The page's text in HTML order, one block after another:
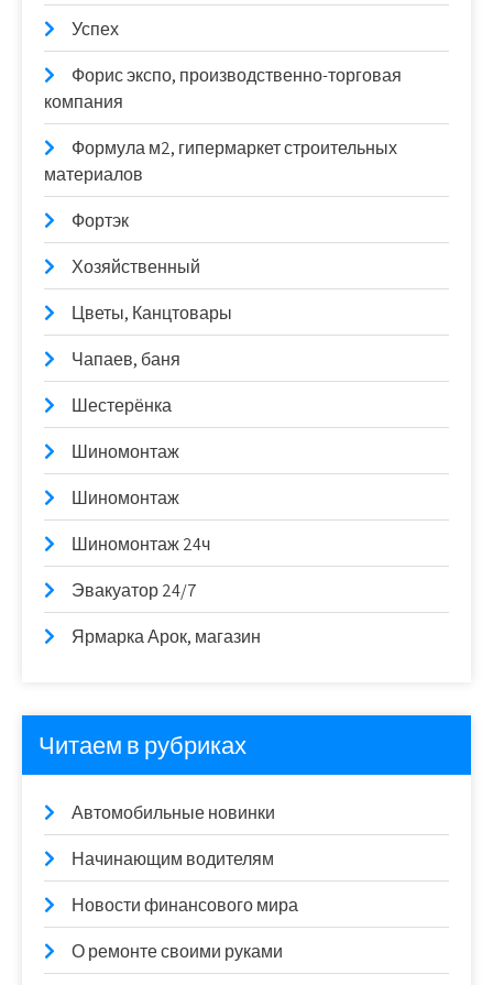
Успех
Форис экспо, производственно-торговая
компания
Формула м2, гипермаркет строительных
материалов
Фортэк
Хозяйственный
Цветы, Канцтовары
Чапаев, баня
Шестерёнка
Шиномонтаж
Шиномонтаж
Шиномонтаж 24ч
Эвакуатор 24/7
Ярмарка Арок, магазин
Читаем в рубриках
Автомобильные новинки
Начинающим водителям
Новости финансового мира
О ремонте своими руками